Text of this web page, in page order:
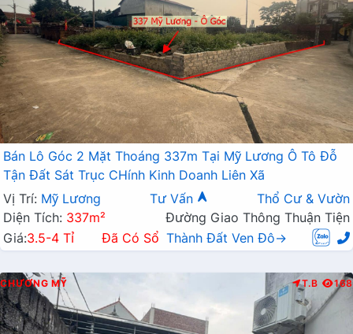
Bán Lô Góc 2 Mặt Thoáng 337m Tại Mỹ Lương Ô Tô Đỗ
Tận Đất Sát Trục CHính Kinh Doanh Liên Xã
Vị Trí: Mỹ Lương Tư Vấn
Thổ Cư & Vườn
Diện Tích: 337m²
Đường Giao Thông Thuận Tiện
Giá:3.5-4 Tỉ Đã Có Sổ Thành Đất Ven Đô→
CHƯƠNG MỸ T.B 168